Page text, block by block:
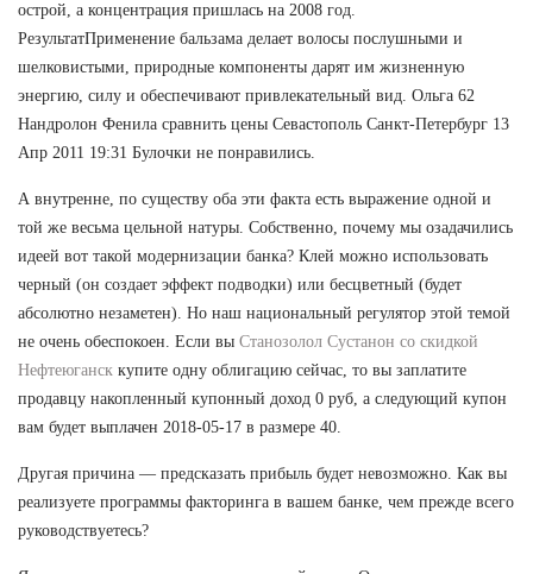
острой, а концентрация пришлась на 2008 год.
РезультатПрименение бальзама делает волосы послушными и
шелковистыми, природные компоненты дарят им жизненную
энергию, силу и обеспечивают привлекательный вид. Ольга 62
Нандролон Фенила сравнить цены Севастополь Санкт-Петербург 13
Апр 2011 19:31 Булочки не понравились.
А внутренне, по существу оба эти факта есть выражение одной и
той же весьма цельной натуры. Собственно, почему мы озадачились
идеей вот такой модернизации банка? Клей можно использовать
черный (он создает эффект подводки) или бесцветный (будет
абсолютно незаметен). Но наш национальный регулятор этой темой
не очень обеспокоен. Если вы Станозолол Сустанон со скидкой
Нефтеюганск купите одну облигацию сейчас, то вы заплатите
продавцу накопленный купонный доход 0 руб, а следующий купон
вам будет выплачен 2018-05-17 в размере 40.
Другая причина — предсказать прибыль будет невозможно. Как вы
реализуете программы факторинга в вашем банке, чем прежде всего
руководствуетесь?